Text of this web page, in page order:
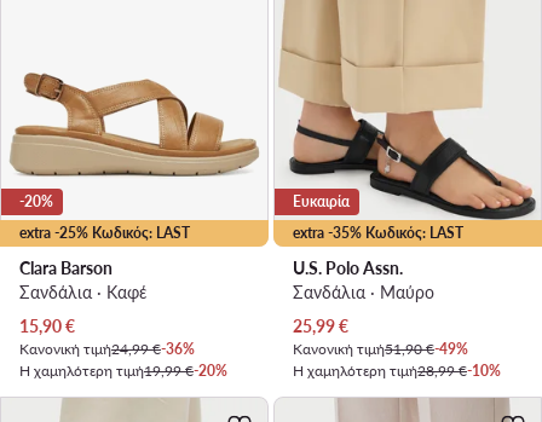
extra -25% Κωδικός: LAST
-20%
Clara Barson
Σανδάλια · Καφέ
Τρέχουσα τιμή
15,90€
Κανονική τιμή24,99 €-36%
Η χαμηλότερη τιμή19,99 €-20%
extra -35% Κωδικός: LAST
Ευκαιρία
U.S. Polo Assn.
Σανδάλια · Μαύρο
Τρέχουσα τιμή
25,99€
Κανονική τιμή51,90 €-49%
Η χαμηλότερη τιμή28,99 €-10%